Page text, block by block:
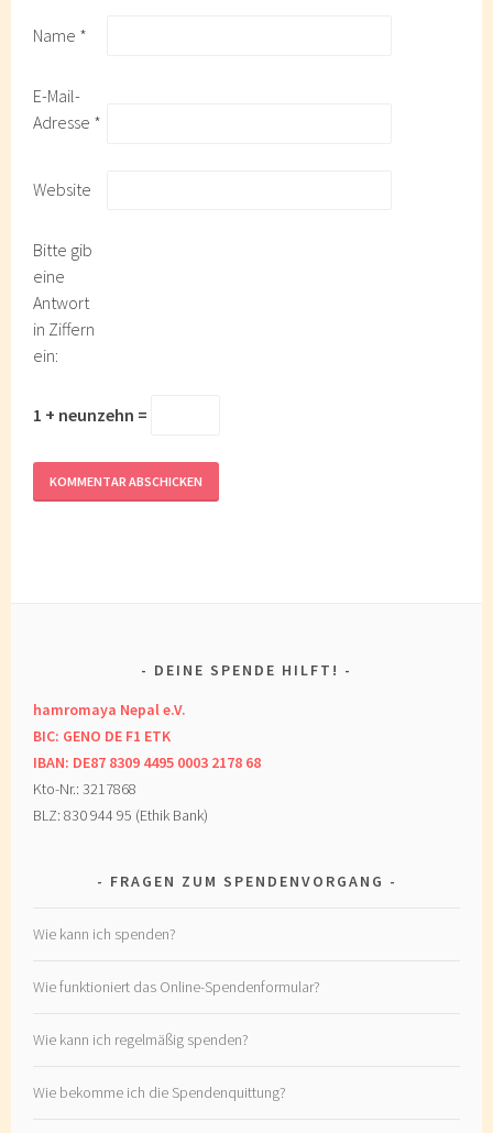
Name *
E-Mail-
Adresse *
Website
Bitte gib
eine
Antwort
in Ziffern
ein:
1 + neunzehn =
DEINE SPENDE HILFT!
hamromaya Nepal e.V.
BIC: GENO DE F1 ETK
IBAN: DE87 8309 4495 0003 2178 68
Kto-Nr.: 3217868
BLZ: 830 944 95 (Ethik Bank)
FRAGEN ZUM SPENDENVORGANG
Wie kann ich spenden?
Wie funktioniert das Online-Spendenformular?
Wie kann ich regelmäßig spenden?
Wie bekomme ich die Spendenquittung?